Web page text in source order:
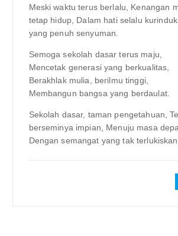
Meski waktu terus berlalu, Kenangan
tetap hidup, Dalam hati selalu
yang penuh senyuman.
Semoga sekolah dasar terus maju,
Mencetak generasi yang berkualitas,
Berakhlak mulia, berilmu tinggi,
Membangun bangsa yang berdaulat.
Sekolah dasar, taman pengetahuan,
berseminya impian, Menuju masa
Dengan semangat yang tak